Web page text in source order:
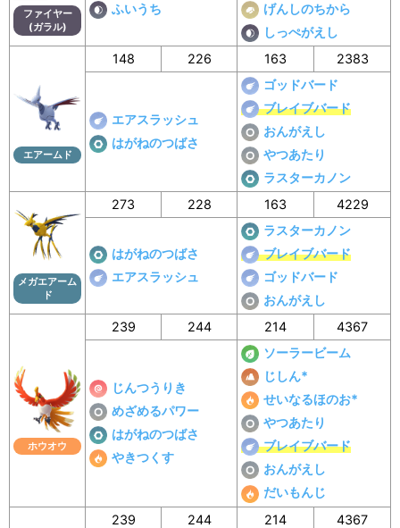
ファイヤー
(ガラル)
ふいうち
げんしのちから
しっぺがえし
エアームド
148 226 163 2383
エアスラッシュ
はがねのつばさ
ゴッドバード
ブレイブバード
おんがえし
やつあたり
ラスターカノン
メガエアーム
ド
273 228 163 4229
はがねのつばさ
エアスラッシュ
ラスターカノン
ブレイブバード
ゴッドバード
おんがえし
ホウオウ
239 244 214 4367
じんつうりき
めざめるパワー
はがねのつばさ
やきつくす
ソーラービーム
じしん*
せいなるほのお*
やつあたり
ブレイブバード
おんがえし
だいもんじ
239 244 214 4367